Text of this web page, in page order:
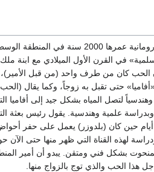
تمكنت بعثة أثرية من اكتشاف بقايا
الحب كان من طرف واحد (من قبل
«أفاميا» حتى تقبل به زوجاً، وكما يقال
علمية وهندسية. يقول رئيس بعثة
حين كان (بلدوزر) يعمل على حفر أحواض
لهذه القناة التي ظهر منها حتى
المنحوت بشكل فني ومتقن. يبدو أن أمير
هذا الحب والذي توج بالزواج منها.